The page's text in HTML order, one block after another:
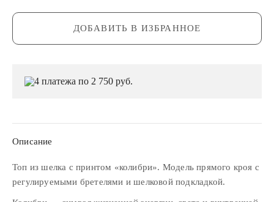
ДОБАВИТЬ В ИЗБРАННОЕ
4 платежа по 2 750 руб.
Описание
Топ из шелка с принтом «колибри». Модель прямого кроя с
регулируемыми бретелями и шелковой подкладкой.